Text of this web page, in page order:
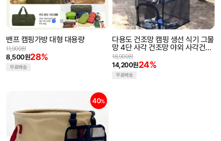
밴프 캠핑가방 대형 대용량
8,500원28%
11,900원
무료배송
다용도 건조망 캠핑 생선 식기 그물
망 4단 사각 건조망 야외 사각건조
망
14,200원24%
18,900원
무료배송
40%